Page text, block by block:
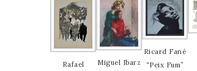
Rafael
Miguel Ibarz
Ricard Fané
“Peix Fum”